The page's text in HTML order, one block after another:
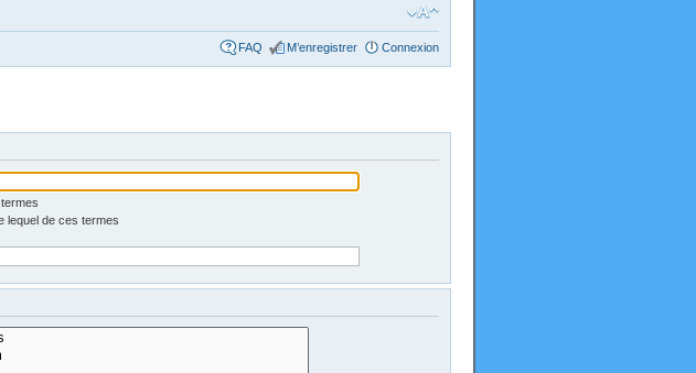
FAQ M’enregistrer Connexion
lequel de ces termes